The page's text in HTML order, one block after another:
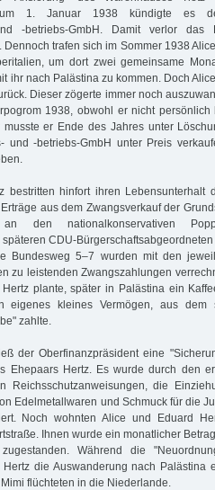
1. Januar 1938 kündigte es
-betriebs-GmbH. Damit verlor das
trafen sich im Sommer 1938
um dort zwei gemeinsame
ihr nach Palästina zu kommen. Doch
Dieser zögerte immer noch
1938, obwohl er nicht persönlich
er Ende des Jahres unter
und -betriebs-GmbH unter Preis
bestritten hinfort ihren Lebensunterhalt
aus dem Zwangsverkauf der
den nationalkonservativen
CDU-
Bundesweg 5–7 wurden mit den
zu leistenden Zwangszahlungen
plante, später in Palästina ein
eigenes kleines Vermögen, aus dem
zahlte.
der Oberfinanzpräsident eine
Ehepaars Hertz. Es wurde durch den
Reichsschutzanweisungen, die
Edelmetallwaren und Schmuck für die
Noch wohnten Alice und Eduard
Ihnen wurde ein monatlicher
Während die
die Auswanderung nach Palästina
flüchteten in die Niederlande.